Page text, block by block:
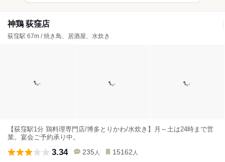
神鶏 荻窪店
荻窪駅 67m / 焼き鳥、居酒屋、水炊き
【荻窪駅1分 鶏料理専門店/博多とりかわ/水炊き】月～土は24時まで営
業。宴会ご予約承り中。
3.34 235 人 15162 人